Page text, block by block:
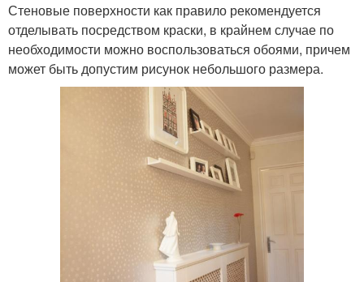
Стеновые поверхности как правило рекомендуется
отделывать посредством краски, в крайнем случае по
необходимости можно воспользоваться обоями, причем
может быть допустим рисунок небольшого размера.